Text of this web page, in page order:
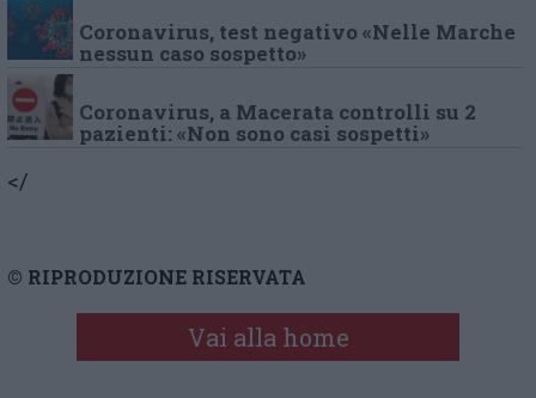
Coronavirus, test negativo «Nelle Marche
nessun caso sospetto»
Coronavirus, a Macerata controlli su 2
pazienti: «Non sono casi sospetti»
</
© RIPRODUZIONE RISERVATA
Vai alla home